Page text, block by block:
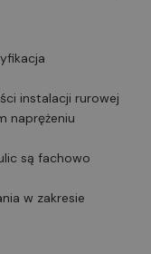
instalacji rurowej
naprężeniu
są fachowo
w zakresie